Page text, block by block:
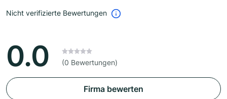
Nicht verifizierte Bewertungen
0.0 (0 Bewertungen)
Firma bewerten